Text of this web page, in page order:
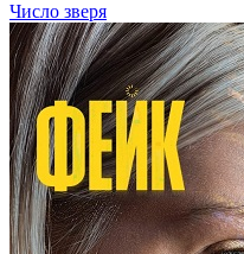
Число зверя